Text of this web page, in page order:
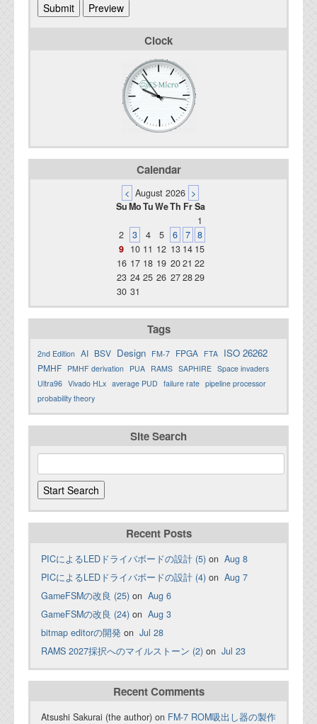
Clock
Calendar
< August 2026 >
SuMoTuWeTh FrSa
1
2
3 4 5 6 7 8
9 10 11 12 13 14 15
16 17 18 19 2021 22
23 24 25 26 272829
30 31
Tags
2nd Edition AI BSV Design FM-7 FPGA FTA ISO 26262
PMHF PMHF derivation PUA RAMS SAPHIRE Space invaders
Ultra96 Vivado HLx average PUD failure rate pipeline processor
probability theory
Site Search
Recent Posts
PICによるLEDドライバボードの設計 (5) on Aug 8
PICによるLEDドライバボードの設計 (4) on Aug 7
GameFSMの改良 (25) on Aug 6
GameFSMの改良 (24) on Aug 3
bitmap editorの開発 on Jul 28
RAMS 2027採択へのマイルストーン (2) on Jul 23
Recent Comments
Atsushi Sakurai (the author) on FM-7 ROM吸出し器の製作